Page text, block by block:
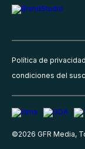
Política de privacidad
condiciones del
©2026 GFR Media,